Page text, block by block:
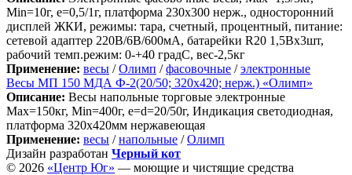
Min=10г, e=0,5/1г, платформа 230х300 нерж., односторонний
дисплей ЖКИ, режимы: тара, счетный, процентный, питание:
сетевой адаптер 220В/6В/600мА, батарейки R20 1,5Вх3шт,
рабочий темп.режим: 0-+40 градС, вес-2,5кг
Применение: весы /Олимп /фасовочные /электронные
Весы МП 150 МДА Ф-2(20/50; 320х420; нерж.) «Олимп»
Описание: Весы напольные торговые электронные
Max=150кг, Min=400г, e=d=20/50г, Индикация светодиодная,
платформа 320х420мм нержавеющая
Применение: весы /напольные /Олимп
Дизайн разработан Черный кот
© 2026 «Центр Юг» — моющие и чистящие средства